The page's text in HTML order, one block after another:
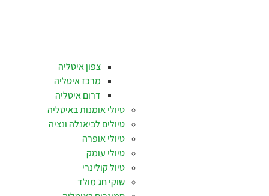
צפון איטליה
מרכז איטליה
דרום איטליה
טיולי אומנות באיטליה
טיולים לביאנלה ונציה
טיולי אופרה
טיולי עומק
טיול קולינרי
שוקי חג מולד